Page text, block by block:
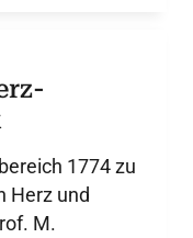
1774 zu
Herz und
M.